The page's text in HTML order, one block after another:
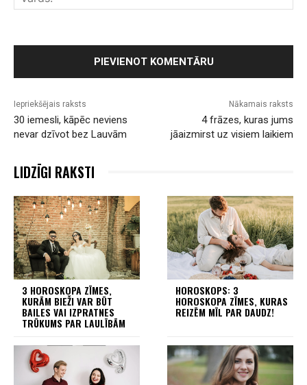
Iepriekšējais raksts
30 iemesli, kāpēc neviens
nevar dzīvot bez Lauvām
Nākamais raksts
4 frāzes, kuras jums
jāaizmirst uz visiem laikiem
LIDZĪGI RAKSTI
3 HOROSKOPA ZĪMES,
KURĀM BIEŽI VAR BŪT
BAILES VAI IZPRATNES
TRŪKUMS PAR LAULĪBĀM
HOROSKOPS: 3
HOROSKOPA ZĪMES, KURAS
REIZĒM MĪL PAR DAUDZ!